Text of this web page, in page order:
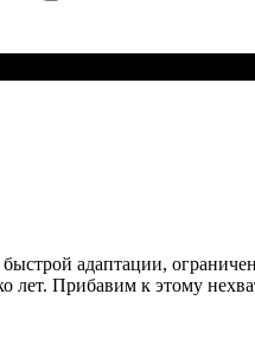
адаптации,
лет. Прибавим к этому